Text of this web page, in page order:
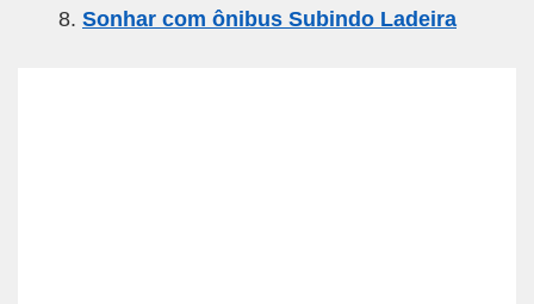
Sonhar com ônibus Subindo Ladeira